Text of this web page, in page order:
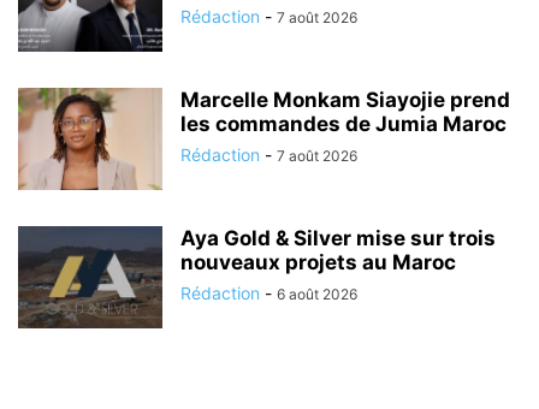
Rédaction - 7 août 2026
Marcelle Monkam Siayojie prend
les commandes de Jumia Maroc
Rédaction - 7 août 2026
Aya Gold & Silver mise sur trois
nouveaux projets au Maroc
Rédaction - 6 août 2026